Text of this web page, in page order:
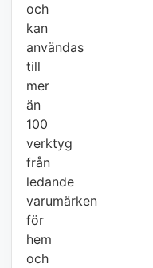
och
kan
användas
till
mer
än
100
verktyg
från
ledande
varumärken
för
hem
och